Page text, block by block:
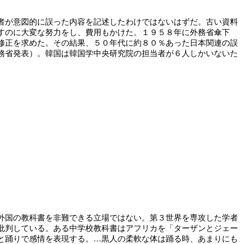
意図的に誤った内容を記述したわけではないはずだ。古い資料
に大変な努力をし、費用もかけた。１９５８年に外務省傘下
を求めた。その結果、５０年代に約８０％あった日本関連の誤
発表）。韓国は韓国学中央研究院の担当者が６人しかいないた
の教科書を非難できる立場ではない。第３世界を専攻した学者
している。ある中学校教科書はアフリカを「ターザンとジェー
踊りで感情を表現する。…黒人の柔軟な体は踊る時、あまりにも